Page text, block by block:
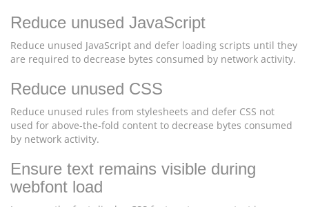
Reduce unused JavaScript
Reduce unused JavaScript and defer loading scripts until they
are required to decrease bytes consumed by network activity.
Reduce unused CSS
Reduce unused rules from stylesheets and defer CSS not
used for above-the-fold content to decrease bytes consumed
by network activity.
Ensure text remains visible during
webfont load